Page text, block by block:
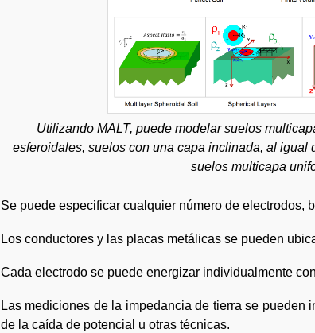
Utilizando MALT, puede modelar suelos
esferoidales, suelos con una capa inclinada, al
suelos multicapa
Se puede especificar cualquier número de electrodos,
Los conductores y las placas metálicas se pueden
Cada electrodo se puede energizar individualmente
Las mediciones de la impedancia de tierra se pueden
de la caída de potencial u otras técnicas.